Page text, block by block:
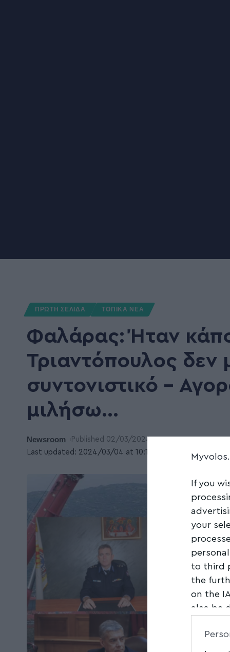
If you
your
to third
the
on the
also be
parties.
ΠΡΩΤΗ ΣΕΛΙΔΑ ΤΟΠΙΚΑ ΝΕΑ
Φαλάρας: Ήταν
Τριαντόπουλος δεν
συντονιστικό –
μιλήσω…
Last updated: 2024/03/04 at 10:13 ΜΜ
Newsroom Published 02/03/2024